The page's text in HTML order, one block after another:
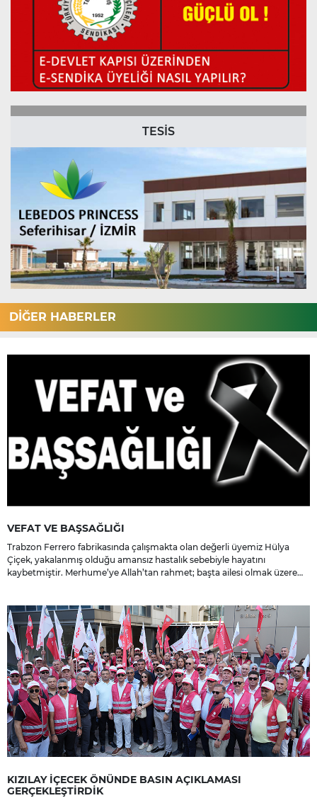
TESİS
DİĞER HABERLER
VEFAT VE BAŞSAĞLIĞI
Trabzon Ferrero fabrikasında çalışmakta olan değerli üyemiz Hülya
Çiçek, yakalanmış olduğu amansız hastalık sebebiyle hayatını
kaybetmiştir. Merhume’ye Allah’tan rahmet; başta ailesi olmak üzere
KIZILAY İÇECEK ÖNÜNDE BASIN AÇIKLAMASI
GERÇEKLEŞTİRDİK